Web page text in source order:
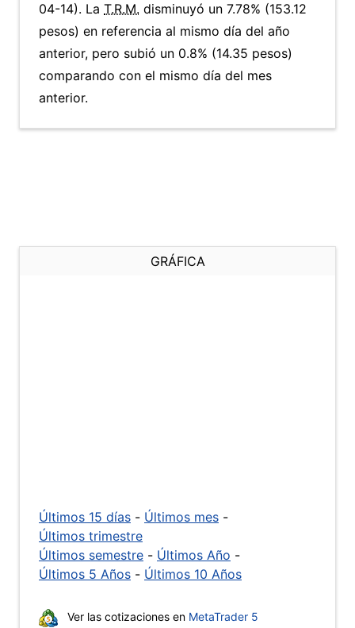
04-14). La T.R.M. disminuyó un 7.78% (153.12
pesos) en referencia al mismo día del año
anterior, pero subió un 0.8% (14.35 pesos)
comparando con el mismo día del mes
anterior.
GRÁFICA
Últimos 15 días - Últimos mes -
Últimos trimestre
Últimos semestre - Últimos Año -
Últimos 5 Años - Últimos 10 Años
Ver las cotizaciones en MetaTrader 5